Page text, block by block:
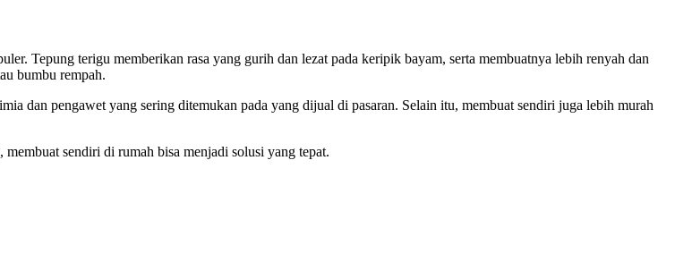
Tepung terigu memberikan rasa yang gurih dan lezat pada keripik bayam, serta membuatnya lebih renyah dan
bumbu rempah.
dan pengawet yang sering ditemukan pada yang dijual di pasaran. Selain itu, membuat sendiri juga lebih murah
sendiri di rumah bisa menjadi solusi yang tepat.